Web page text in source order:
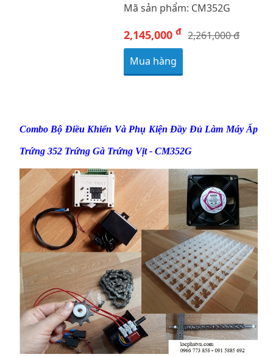
Mã sản phẩm: CM352G
2,145,000đ 2,261,000 đ
Mua hàng
Combo Bộ Điều Khiển Và Phụ Kiện Đầy Đủ Làm Máy Ấp
Trứng 352 Trứng Gà Trứng Vịt - CM352G